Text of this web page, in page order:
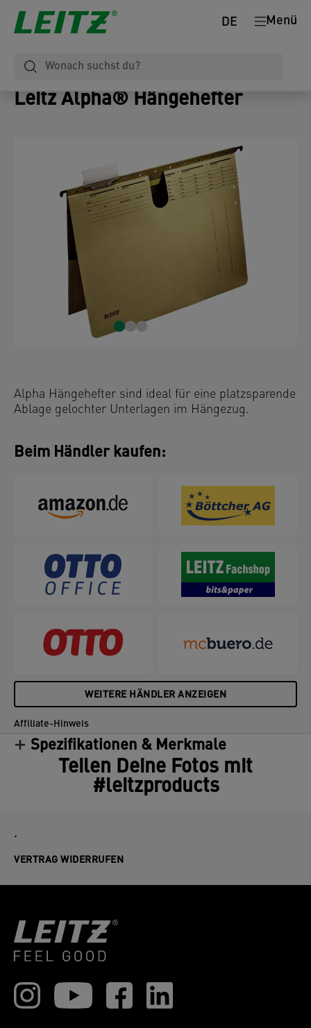
Menü
DE
Leitz Alpha® Hängehefter
Alpha Hängehefter sind ideal für eine platzsparende
Ablage gelochter Unterlagen im Hängezug.
Beim Händler kaufen:
WEITERE HÄNDLER ANZEIGEN
Affiliate-Hinweis
Spezifikationen & Merkmale
Teilen Deine Fotos mit
#leitzproducts
.
VERTRAG WIDERRUFEN